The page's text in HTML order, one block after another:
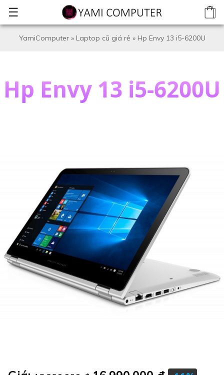
☰
YamiComputer» Laptop cũ giá rẻ » Hp Envy 13 i5-6200U
Hp Envy 13 i5-6200U